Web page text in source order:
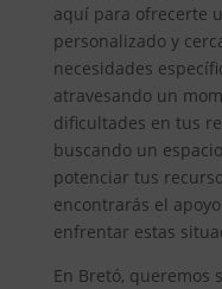
aquí para ofrecerte
personalizado y
necesidades
atravesando un
dificultades en tus
buscando un
potenciar tus
encontrarás el
enfrentar estas
En Bretó, queremos